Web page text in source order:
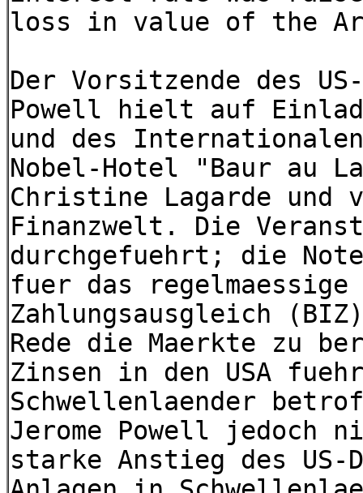
loss in value of the
Der Vorsitzende des
Powell hielt auf
und des Internationalen
Nobel-Hotel "Baur au
Christine Lagarde und
Finanzwelt. Die
durchgefuehrt; die
fuer das
Zahlungsausgleich
Rede die Maerkte zu
Zinsen in den USA
Schwellenlaender
Jerome Powell jedoch
starke Anstieg des